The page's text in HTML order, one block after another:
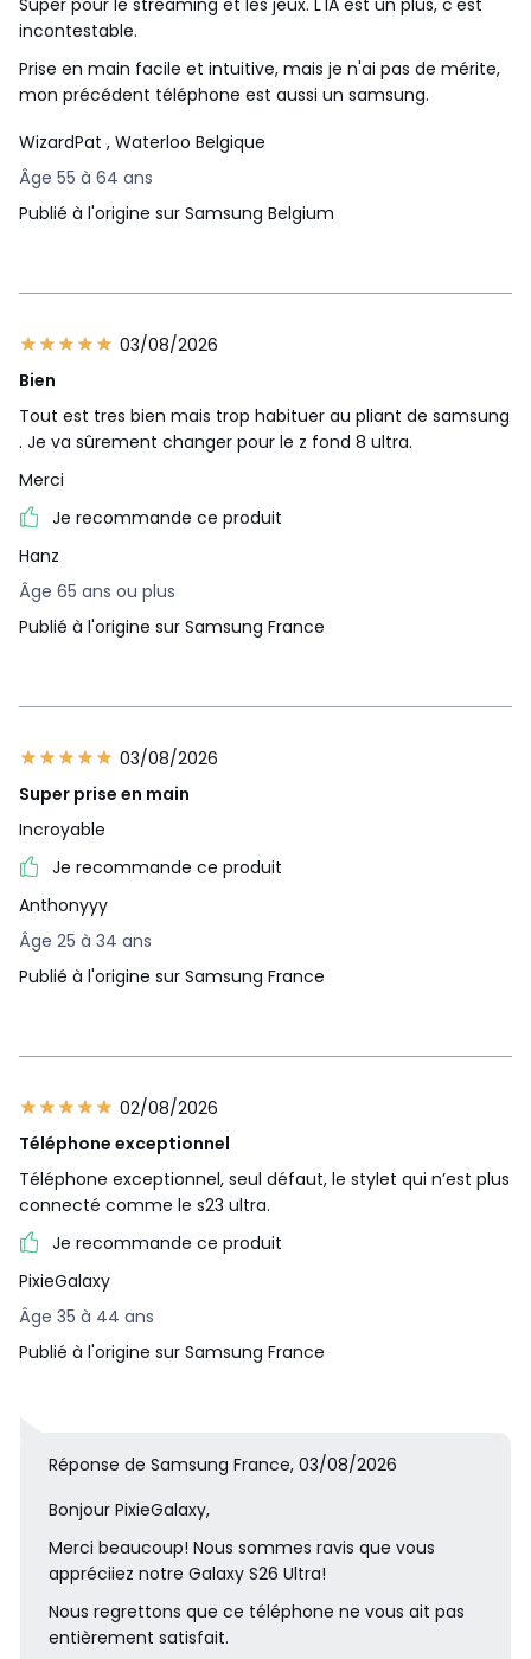
Applications
Télécharger vos
applis sur
Play Store,
Galaxy Apps
Sécurité et
biométrie
Capteurs
Capteurs
embarqués
de proximité,
Accéléromètre,
Résistance
Résistant à l'eau
min)
Résistant à la
chocs
Informations
complémentaires
Garantie
fournisseur)
compter de la
Fabriqué en
constructeur
Bleu 1To
Marque
DAS Tête
Qu'est-ce que le
DAS
l'utilisateur aux
de
maximal
Super pour le streaming et les jeux. L'IA est un plus, c'est
incontestable.
Prise en main facile et intuitive, mais je n'ai pas de mérite,
mon précédent téléphone est aussi un samsung.
WizardPat , Waterloo Belgique
Âge 55 à 64 ans
Publié à l'origine sur Samsung Belgium
03/08/2026
Bien
Tout est tres bien mais trop habituer au pliant de samsung
. Je va sûrement changer pour le z fond 8 ultra.
Merci
Je recommande ce produit
Hanz
Âge 65 ans ou plus
Publié à l'origine sur Samsung France
03/08/2026
Super prise en main
Incroyable
Je recommande ce produit
Anthonyyy
Âge 25 à 34 ans
Publié à l'origine sur Samsung France
02/08/2026
Téléphone exceptionnel
Téléphone exceptionnel, seul défaut, le stylet qui n’est plus
connecté comme le s23 ultra.
Je recommande ce produit
PixieGalaxy
Âge 35 à 44 ans
Publié à l'origine sur Samsung France
Réponse de Samsung France, 03/08/2026
Bonjour PixieGalaxy,
Merci beaucoup! Nous sommes ravis que vous
appréciiez notre Galaxy S26 Ultra!
Nous regrettons que ce téléphone ne vous ait pas
entièrement satisfait.